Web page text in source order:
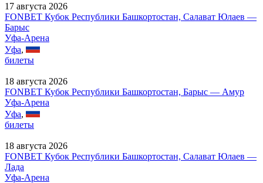
17 августа 2026
FONBET Кубок Республики Башкортостан, Салават Юлаев —
Барыс
Уфа-Арена
Уфа,
билеты
18 августа 2026
FONBET Кубок Республики Башкортостан, Барыс — Амур
Уфа-Арена
Уфа,
билеты
18 августа 2026
FONBET Кубок Республики Башкортостан, Салават Юлаев —
Лада
Уфа-Арена